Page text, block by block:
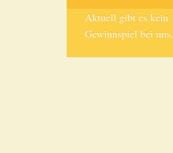
Aktuell gibt es kein
Gewinnspiel bei uns.